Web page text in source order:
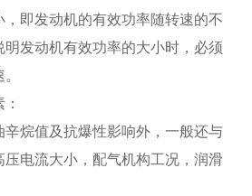
即发动机的有效功率随转速的不
发动机有效功率的大小时，必须
烷值及抗爆性影响外，一般还与
电流大小，配气机构工况，润滑